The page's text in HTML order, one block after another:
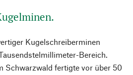
Kugelschreiberminen
Bereich.
Schwarzwald fertigte vor über 50